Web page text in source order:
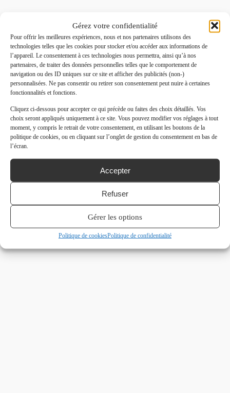
Gérez votre confidentialité
Pour offrir les meilleures expériences, nous et nos partenaires utilisons des
technologies telles que les cookies pour stocker et/ou accéder aux informations de
l’appareil. Le consentement à ces technologies nous permettra, ainsi qu’à nos
partenaires, de traiter des données personnelles telles que le comportement de
navigation ou des ID uniques sur ce site et afficher des publicités (non-)
personnalisées. Ne pas consentir ou retirer son consentement peut nuire à certaines
fonctionnalités et fonctions.
Cliquez ci-dessous pour accepter ce qui précède ou faites des choix détaillés. Vos
choix seront appliqués uniquement à ce site. Vous pouvez modifier vos réglages à tout
moment, y compris le retrait de votre consentement, en utilisant les boutons de la
politique de cookies, ou en cliquant sur l’onglet de gestion du consentement en bas de
l’écran.
Accepter
Refuser
Gérer les options
Politique de cookiesPolitique de confidentialité